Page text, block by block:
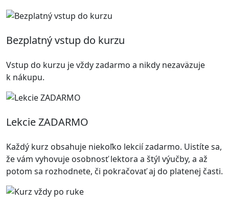
Bezplatný vstup do kurzu
Vstup do kurzu je vždy zadarmo a nikdy nezaväzuje
k nákupu.
Lekcie ZADARMO
Každý kurz obsahuje niekoľko lekcií zadarmo. Uistíte sa,
že vám vyhovuje osobnosť lektora a štýl výučby, a až
potom sa rozhodnete, či pokračovať aj do platenej časti.